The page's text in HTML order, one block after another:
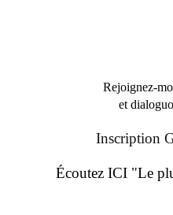
Rejoignez-
et
Inscription
Écoutez ICI "Le